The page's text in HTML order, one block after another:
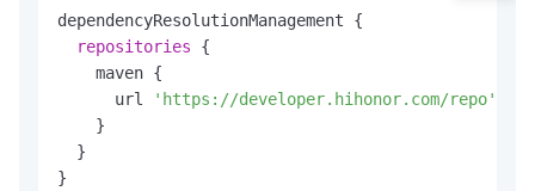
dependencyResolutionManagement {
repositories {
    maven {
      url
'https://developer.hihonor.com/repo'
    }
  }
}